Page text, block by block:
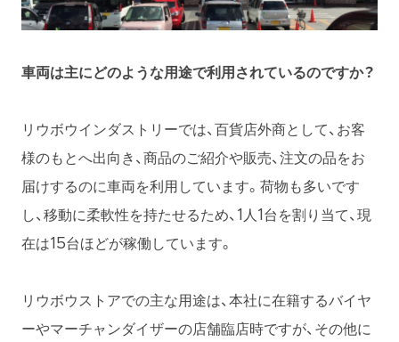
車両は主にどのような用途で利用されているのですか？
リウボウインダストリーでは、百貨店外商として、お客
様のもとへ出向き、商品のご紹介や販売、注文の品をお
届けするのに車両を利用しています。荷物も多いです
し、移動に柔軟性を持たせるため、1人1台を割り当て、現
在は15台ほどが稼働しています。
リウボウストアでの主な用途は、本社に在籍するバイヤ
ーやマーチャンダイザーの店舗臨店時ですが、その他に